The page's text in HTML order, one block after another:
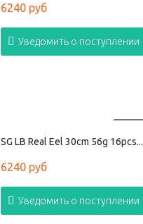
6240 руб
Уведомить о поступлении
SG LB Real Eel 30cm 56g 16pcs...
6240 руб
Уведомить о поступлении